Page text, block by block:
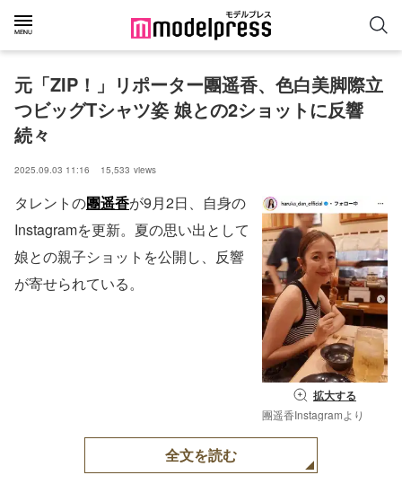
元「ZIP！」リポーター團遥香、色白美脚際立
つビッグTシャツ姿 娘との2ショットに反響
続々
2025.09.03 11:16 15,533 views
拡大する
團遥香Instagramより
タレントの團遥香が9月2日、自身の
Instagramを更新。夏の思い出として
娘との親子ショットを公開し、反響
が寄せられている。
全文を読む